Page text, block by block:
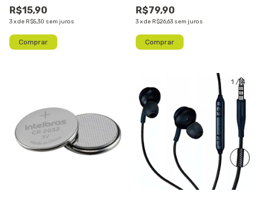
R$15,90
3xde R$5,30 sem juros
R$79,90
3xde R$26,63 sem juros
1 /4